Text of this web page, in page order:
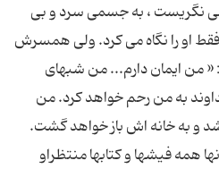
نگریست ، به جسمی سرد و بی
او را نگاه می کرد. ولی همسرش
« من ایمان دارم... من شبهای
به من رحم خواهد کرد. من
و به خانه اش باز خواهد گشت.
همه فیشها و کتابها منتظراو